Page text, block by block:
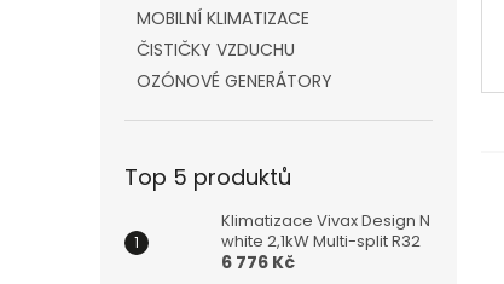
MOBILNÍ KLIMATIZACE
ČISTIČKY VZDUCHU
OZÓNOVÉ GENERÁTORY
Top 5 produktů
Klimatizace Vivax Design N
white 2,1kW Multi-split R32
6 776 Kč